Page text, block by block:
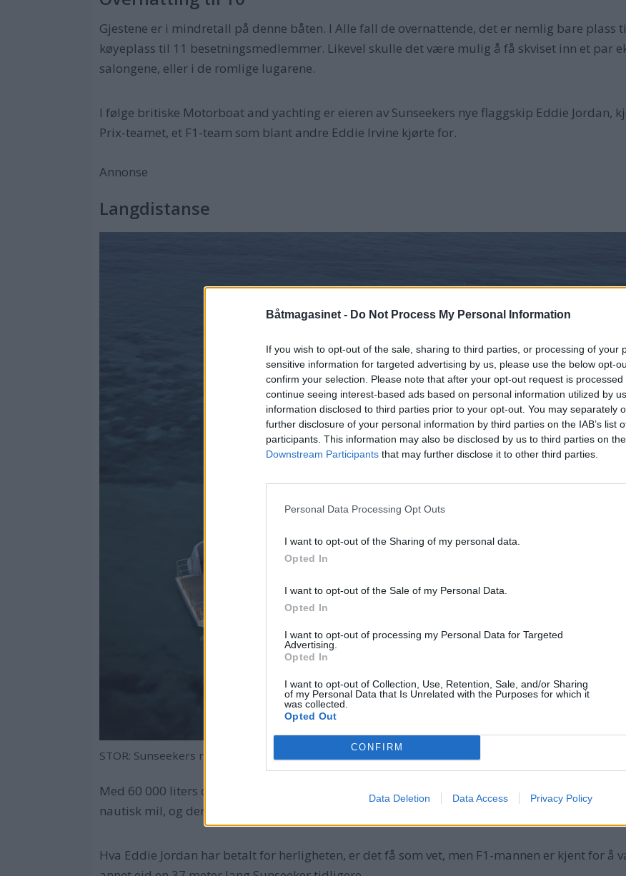
Båtmagasinet - Do Not Process My Personal Information
If you wish to opt-out of the sale, sharing to third parties, or processing of your
sensitive information for targeted advertising by us, please use the below opt-
confirm your selection. Please note that after your opt-out request is processed
continue seeing interest-based ads based on personal information utilized by
information disclosed to third parties prior to your opt-out. You may separately
further disclosure of your personal information by third parties on the IAB’s list
participants. This information may also be disclosed by us to third parties on the
Downstream Participants that may further disclose it to other third parties.
Personal Data Processing Opt Outs
I want to opt-out of the Sharing of my personal data.
Opted In
I want to opt-out of the Sale of my Personal Data.
Opted In
I want to opt-out of processing my Personal Data for Targeted
Advertising.
Opted In
I want to opt-out of Collection, Use, Retention, Sale, and/or Sharing
of my Personal Data that Is Unrelated with the Purposes for which it
was collected.
Opted Out
CONFIRM
Data Deletion Data Access Privacy Policy
Gjestene er i mindretall på denne båten. I Alle fall de overnattende, det er nemlig bare
køyeplass til 11 besetningsmedlemmer. Likevel skulle det være mulig å få skviset inn et par
salongene, eller i de romlige lugarene.
I følge britiske Motorboat and yachting er eieren av Sunseekers nye flaggskip Eddie Jordan,
Prix-teamet, et F1-team som blant andre Eddie Irvine kjørte for.
Annonse
Langdistanse
STOR: Sunseekers nyhet blir verftets største båt noen sinne.
Med 60 000 liters dieseltanker kan yachten gå 3500 nautiske mil før tankene igjen må
nautisk mil, og dermed koster det, med en dieselpris på ti kroner literen, 170 kroner for hver
Hva Eddie Jordan har betalt for herligheten, er det få som vet, men F1-mannen er kjent for å